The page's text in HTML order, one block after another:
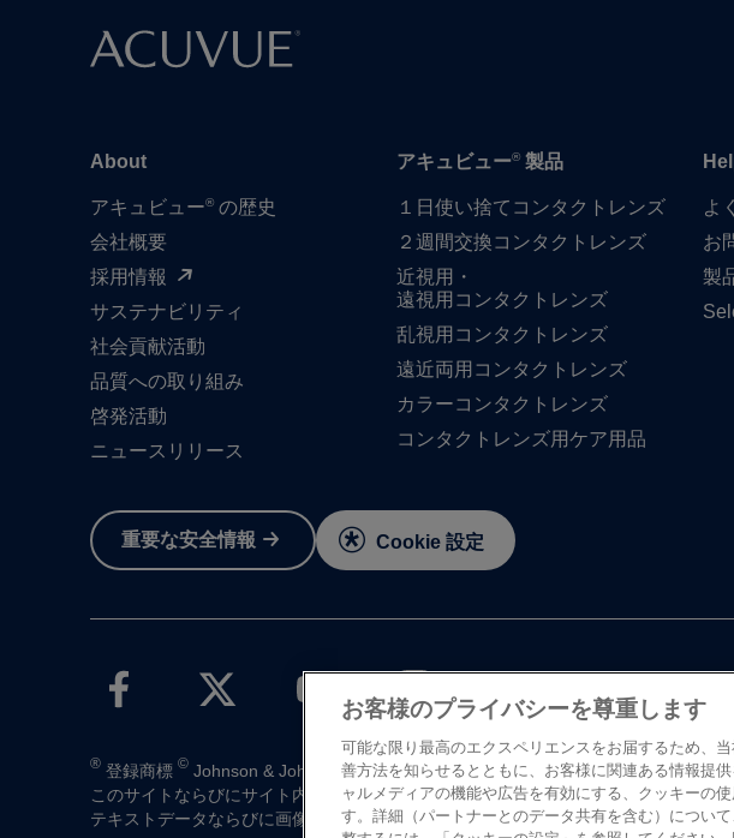
About
アキュビュー® の歴史
会社概要
採用情報
サステナビリティ
社会貢献活動
品質への​取り組み
啓発活動
ニュースリリース
アキュビュー®製品
１日​使い捨て​​コンタクトレンズ
２週間交換コンタクトレンズ
近視用・
遠視用コンタクトレンズ
乱視用コンタクトレンズ
遠近両用コンタクトレンズ
カラーコンタクトレンズ
コンタクトレンズ用ケア用品
よ
お
製
重要な​安全情報 Cookie 設定
® 登録商標 © Johnson & Johnson K.K. 1997-2026
この​サイトならびに​サイト内の​コンテンツは、​ジョンソン・ エンド・ ジョンソン
テキストデータならびに​画像データの​無断転載は​お断り​いたします。
お客様のプライバシーを尊重します
可能な限り最高のエクスペリエンスをお届するため、
善方法を知らせるとともに、お客様に関連ある情報提
ャルメディアの機能や広告を有効にする、クッキーの
す。詳細（パートナーとのデータ共有を含む）につい